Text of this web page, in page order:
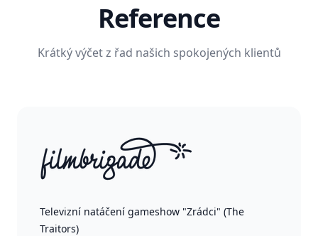
Reference
Krátký výčet z řad našich spokojených klientů
Televizní natáčení gameshow "Zrádci" (The
Traitors)